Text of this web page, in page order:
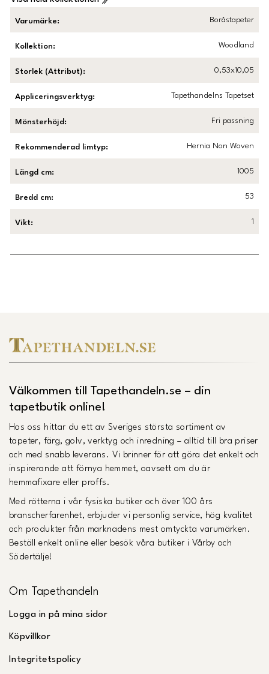
Varumärke: Boråstapeter
Kollektion: Woodland
Storlek (Attribut): 0,53x10,05
Appliceringsverktyg: Tapethandelns Tapetset
Mönsterhöjd : Fri passning
Rekommenderad limtyp: Hernia Non Woven
Längd cm: 1005
Bredd cm: 53
Vikt: 1
Välkommen till Tapethandeln.se – din
tapetbutik online!
Hos oss hittar du ett av Sveriges största sortiment av
tapeter, färg, golv, verktyg och inredning – alltid till bra priser
och med snabb leverans. Vi brinner för att göra det enkelt och
inspirerande att förnya hemmet, oavsett om du är
hemmafixare eller proffs.
Med rötterna i vår fysiska butiker och över 100 års
branscherfarenhet, erbjuder vi personlig service, hög kvalitet
och produkter från marknadens mest omtyckta varumärken.
Beställ enkelt online eller besök våra butiker i Vårby och
Södertälje!
Om Tapethandeln
Logga in på mina sidor
Köpvillkor
Integritetspolicy